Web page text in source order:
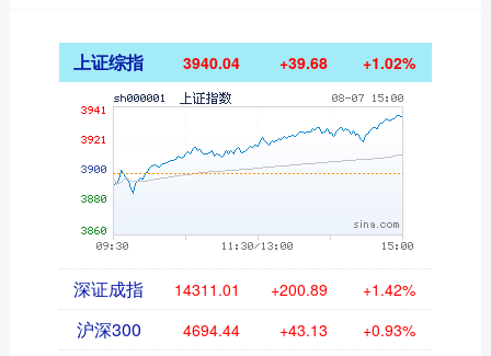
上证综指 3940.04 +39.68 +1.02%
深证成指 14311.01 +200.89 +1.42%
沪深300 4694.44 +43.13 +0.93%